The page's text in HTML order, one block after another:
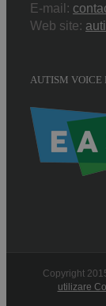
E-mail:
Web site:
AUTISM VOICE
Copyright
utilizare